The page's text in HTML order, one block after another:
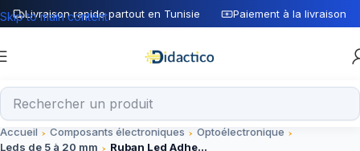
Livraison rapide partout en Tunisie Paiement à la livraison
Skip to main content
Accueil Composants électroniques
Optoélectronique
Leds de 5 à 20 mm
Ruban Led Adhesif étanche RGB 5 métre